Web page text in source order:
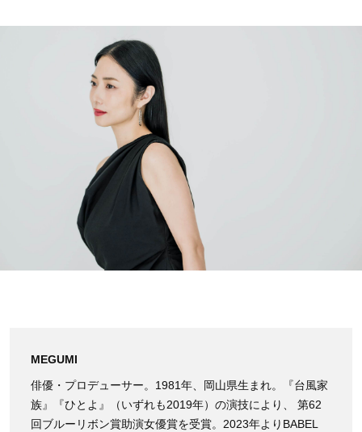
MEGUMI
俳優・プロデューサー。1981年、岡山県生まれ。『台風家
族』『ひとよ』（いずれも2019年）の演技により、 第62
回ブルーリボン賞助演女優賞を受賞。2023年よりBABEL